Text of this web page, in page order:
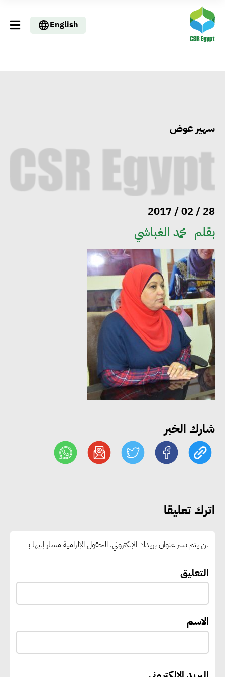
English
سهير عوض
28 / 02 / 2017
بقلم محمد الغباشي
شارك الخبر
اترك تعليقا
لن يتم نشر عنوان بريدك الإلكتروني. الحقول الإلزامية مشار إليها بـ
التعليق
الاسم
مجلس الوزراء: تراجع معدل
الربع الثاني من 2026
وزير الصناعة يبحث مع البرازيل و
الصين تعزيز الشراكات الصناعية
وجذب استثمارات جديدة إلى مصر
رغبات المرحلة الأولى.. والوزارة تدعو
الطلاب إلى سرعة التسجيل وعدم
يعمل على تطوير موقعه الإلكتروني
ليصبح منصة رقمية متكاملة تدعم
إيفل تستثمر ما يصل إلى 130